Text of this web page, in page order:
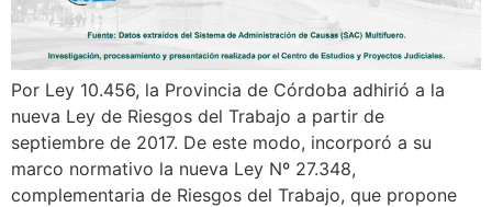
Por Ley 10.456, la Provincia de Córdoba adhirió a la
nueva Ley de Riesgos del Trabajo a partir de
septiembre de 2017. De este modo, incorporó a su
marco normativo la nueva Ley Nº 27.348,
complementaria de Riesgos del Trabajo, que propone